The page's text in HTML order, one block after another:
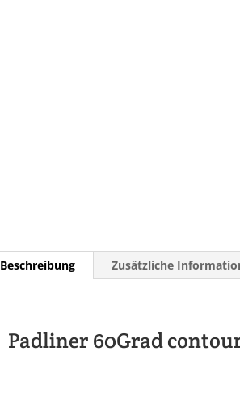
Beschreibung Zusätzliche
Padliner 60Grad